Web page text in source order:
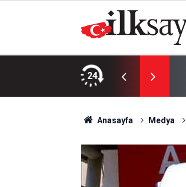
24
Yeni dönem resmen başladı
Anasayfa Medya